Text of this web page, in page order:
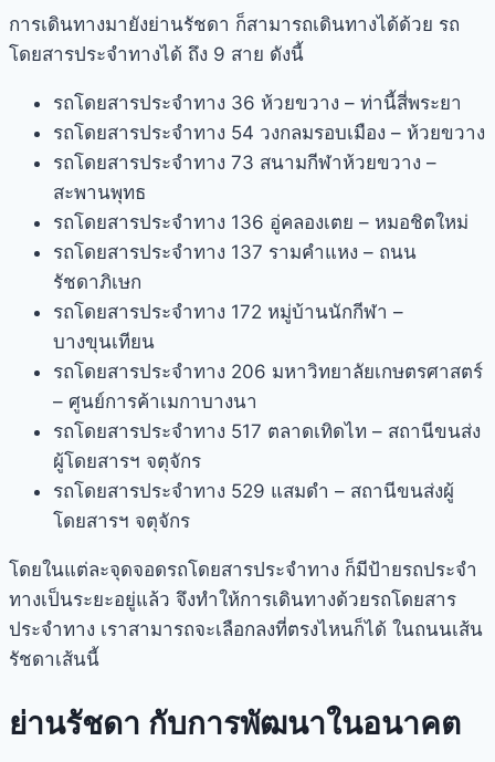
การเดินทางมายังย่านรัชดา ก็สามารถเดินทางได้ด้วย รถ
โดยสารประจำทางได้ ถึง 9 สาย ดังนี้
รถโดยสารประจำทาง 36 ห้วยขวาง – ท่านี้สี่พระยา
รถโดยสารประจำทาง 54 วงกลมรอบเมือง – ห้วยขวาง
รถโดยสารประจำทาง 73 สนามกีฬาห้วยขวาง –
สะพานพุทธ
รถโดยสารประจำทาง 136 อู่คลองเตย – หมอชิตใหม่
รถโดยสารประจำทาง 137 รามคำแหง – ถนน
รัชดาภิเษก
รถโดยสารประจำทาง 172 หมู่บ้านนักกีฬา –
บางขุนเทียน
รถโดยสารประจำทาง 206 มหาวิทยาลัยเกษตรศาสตร์
– ศูนย์การค้าเมกาบางนา
รถโดยสารประจำทาง 517 ตลาดเทิดไท – สถานีขนส่ง
ผู้โดยสารฯ จตุจักร
รถโดยสารประจำทาง 529 แสมดำ – สถานีขนส่งผู้
โดยสารฯ จตุจักร
โดยในแต่ละจุดจอดรถโดยสารประจำทาง ก็มีป้ายรถประจำ
ทางเป็นระยะอยู่แล้ว จึงทำให้การเดินทางด้วยรถโดยสาร
ประจำทาง เราสามารถจะเลือกลงที่ตรงไหนก็ได้ ในถนนเส้น
รัชดาเส้นนี้
ย่านรัชดา กับการพัฒนาในอนาคต